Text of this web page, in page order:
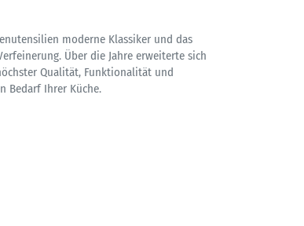
moderne Klassiker und das
Über die Jahre erweiterte sich
Qualität, Funktionalität und
Bedarf Ihrer Küche.